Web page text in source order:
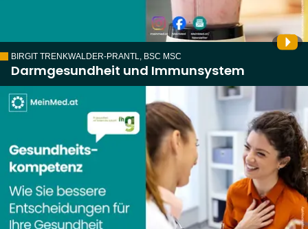
BIRGIT TRENKWALDER-PRANTL, BSC MSC
Darmgesundheit und Immunsystem